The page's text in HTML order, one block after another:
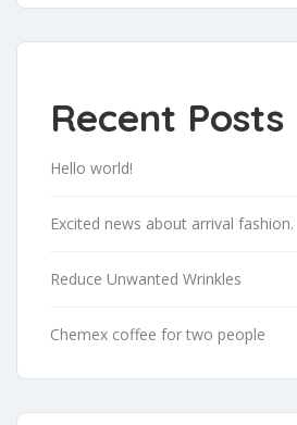
Recent Posts
Hello world!
Excited news about arrival fashion.
Reduce Unwanted Wrinkles
Chemex coffee for two people